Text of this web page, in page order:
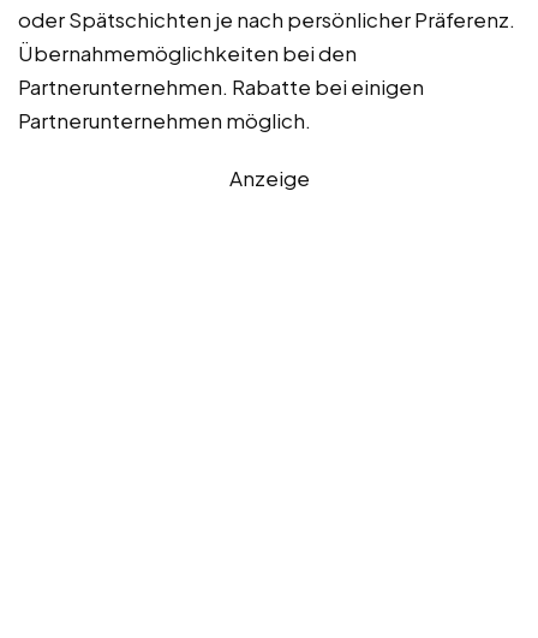
oder Spätschichten je nach persönlicher Präferenz.
Übernahmemöglichkeiten bei den
Partnerunternehmen. Rabatte bei einigen
Partnerunternehmen möglich.
Anzeige